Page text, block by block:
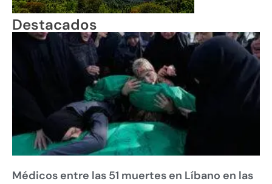
Destacados
Médicos entre las 51 muertes en Líbano en las